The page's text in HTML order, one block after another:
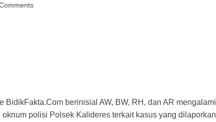
BidikFakta.Com berinisial AW, BW, RH, dan AR mengalami
polisi Polsek Kalideres terkait kasus yang dilaporkan